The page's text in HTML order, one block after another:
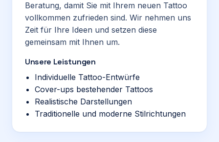
Beratung, damit Sie mit Ihrem neuen Tattoo
vollkommen zufrieden sind. Wir nehmen uns
Zeit für Ihre Ideen und setzen diese
gemeinsam mit Ihnen um.
Unsere Leistungen
Individuelle Tattoo-Entwürfe
Cover-ups bestehender Tattoos
Realistische Darstellungen
Traditionelle und moderne Stilrichtungen